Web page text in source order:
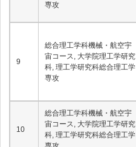
専攻
9
総合理工学科機械・航空宇
宙コース, 大学院理工学研究
科, 理工学研究科総合理工学
専攻
10
総合理工学科機械・航空宇
宙コース, 大学院理工学研究
科, 理工学研究科総合理工学